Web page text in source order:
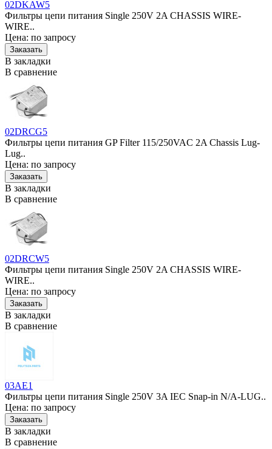
02DKAW5
Фильтры цепи питания Single 250V 2A CHASSIS WIRE-
WIRE..
Цена: по запросу
В закладки
В сравнение
02DRCG5
Фильтры цепи питания GP Filter 115/250VAC 2A Chassis Lug-
Lug..
Цена: по запросу
В закладки
В сравнение
02DRCW5
Фильтры цепи питания Single 250V 2A CHASSIS WIRE-
WIRE..
Цена: по запросу
В закладки
В сравнение
03AE1
Фильтры цепи питания Single 250V 3A IEC Snap-in N/A-LUG..
Цена: по запросу
В закладки
В сравнение